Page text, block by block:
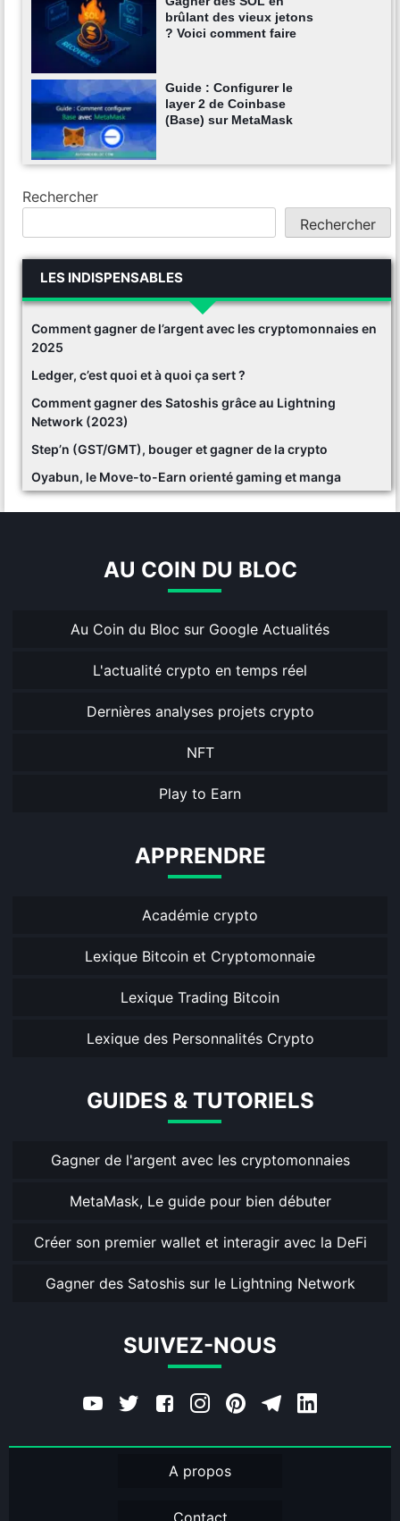
brûlant des vieux jetons
? Voici comment faire
Guide : Configurer le
layer 2 de Coinbase
(Base) sur MetaMask
Rechercher
Rechercher
LES INDISPENSABLES
Comment gagner de l’argent avec les cryptomonnaies en
2025
Ledger, c’est quoi et à quoi ça sert ?
Comment gagner des Satoshis grâce au Lightning
Network (2023)
Step’n (GST/GMT), bouger et gagner de la crypto
Oyabun, le Move-to-Earn orienté gaming et manga
AU COIN DU BLOC
Au Coin du Bloc sur Google Actualités
L'actualité crypto en temps réel
Dernières analyses projets crypto
NFT
Play to Earn
APPRENDRE
Académie crypto
Lexique Bitcoin et Cryptomonnaie
Lexique Trading Bitcoin
Lexique des Personnalités Crypto
GUIDES & TUTORIELS
Gagner de l'argent avec les cryptomonnaies
MetaMask, Le guide pour bien débuter
Créer son premier wallet et interagir avec la DeFi
Gagner des Satoshis sur le Lightning Network
SUIVEZ-NOUS
A propos